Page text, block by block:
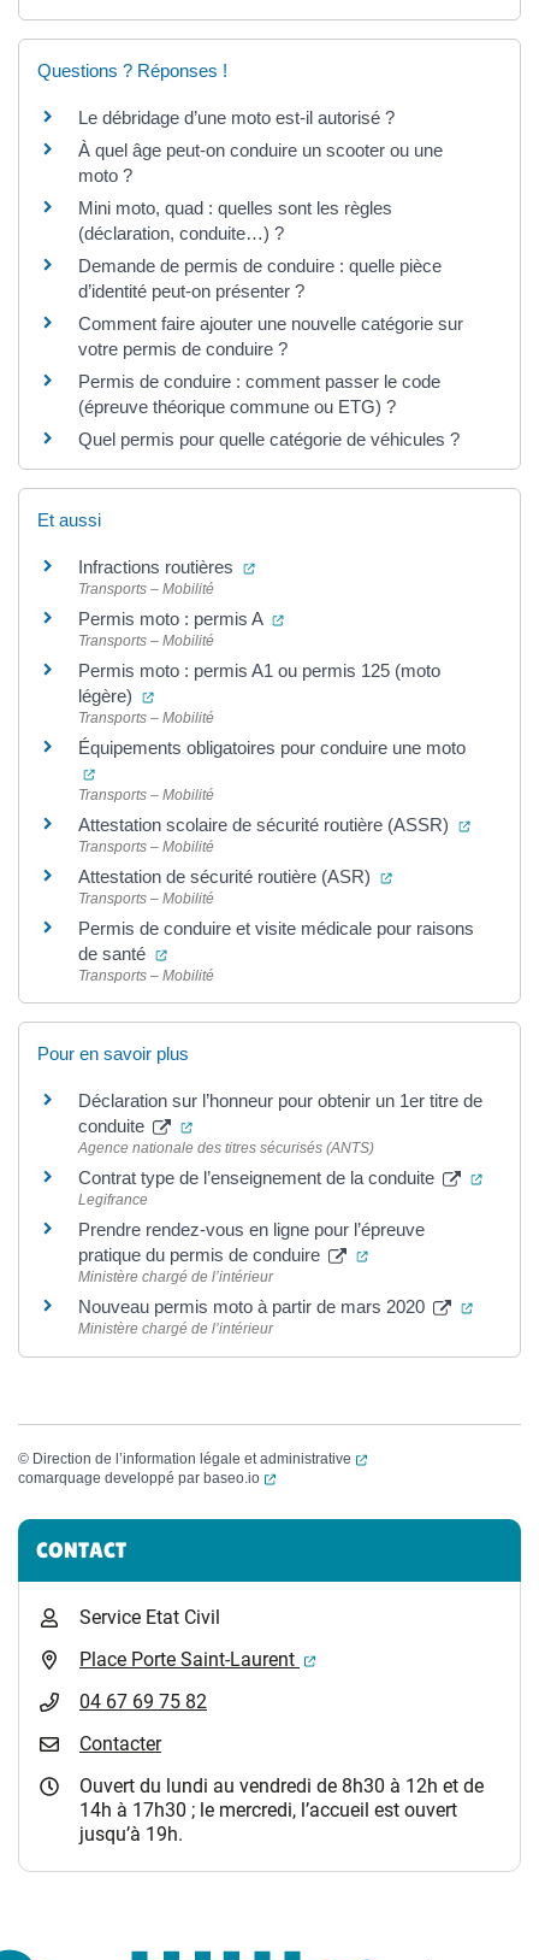
Questions ? Réponses !
Le débridage d’une moto est-il autorisé ?
À quel âge peut-on conduire un scooter ou une
moto ?
Mini moto, quad : quelles sont les règles
(déclaration, conduite…) ?
Demande de permis de conduire : quelle pièce
d’identité peut-on présenter ?
Comment faire ajouter une nouvelle catégorie sur
votre permis de conduire ?
Permis de conduire : comment passer le code
(épreuve théorique commune ou ETG) ?
Quel permis pour quelle catégorie de véhicules ?
Et aussi
Infractions routières (ouverture dans un nouvel onglet)
Transports – Mobilité
Permis moto : permis A (ouverture dans un nouvel
Transports – Mobilité
Permis moto : permis A1 ou permis 125 (moto
légère)
(ouverture dans un nouvel onglet)
Transports – Mobilité
Équipements obligatoires pour conduire une moto
(ouverture dans un nouvel onglet)
Transports – Mobilité
Attestation scolaire de sécurité routière (ASSR)
Transports – Mobilité
Attestation de sécurité routière (ASR) (ouverture dans
Transports – Mobilité
Permis de conduire et visite médicale pour raisons
de santé
(ouverture dans un nouvel onglet)
Transports – Mobilité
Pour en savoir plus
Déclaration sur l’honneur pour obtenir un 1er titre de
conduite
(ouverture dans un nouvel onglet)
Agence nationale des titres sécurisés (ANTS)
Contrat type de l’enseignement de la conduite
Legifrance
Prendre rendez-vous en ligne pour l’épreuve
pratique du permis de conduire
(ouverture dans un
Ministère chargé de l’intérieur
Nouveau permis moto à partir de mars 2020
Ministère chargé de l’intérieur
© Direction de l’information légale et administrative
(ouverture dans un
comarquage developpé par baseo.io (ouverture dans un nouvel onglet)
Informations complémentaires
CONTACT
Service Etat Civil
Place Porte Saint-Laurent
(ouverture dans un
04 67 69 75 82
Contacter
Ouvert du lundi au vendredi de 8h30 à 12h et de
14h à 17h30 ; le mercredi, l’accueil est ouvert
jusqu’à 19h.